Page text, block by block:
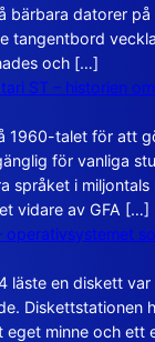
bärbara datorer
tangentbord
och […]
ST – historien
1960-talet för att
för vanliga
språket i miljontals
vidare av GFA […]
operativsystemet
läste en diskett
Diskettstationen
eget minne och ett